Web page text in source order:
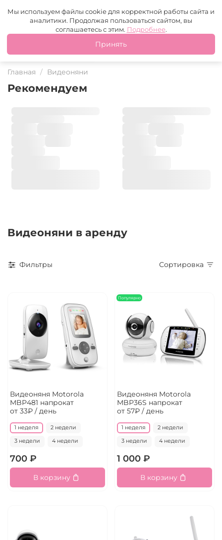
Москва +7 (499) 110-97-95 MAX Tg
Это ваш город?
Главная Видеоняни
Рекомендуем
Видеоняни в аренду
Фильтры Сортировка
Видеоняня Motorola
MBP481 напрокат
от 33₽ / день
1 неделя 2 недели
3 недели 4 недели
700 ₽
В корзину
Популярно
Видеоняня Motorola
MBP36S напрокат
от 57₽ / день
1 неделя 2 недели
3 недели 4 недели
1 000 ₽
В корзину
Мы используем файлы cookie для корректной работы сайта и
аналитики. Продолжая пользоваться сайтом, вы
соглашаетесь с этим. Подробнее.
Принять